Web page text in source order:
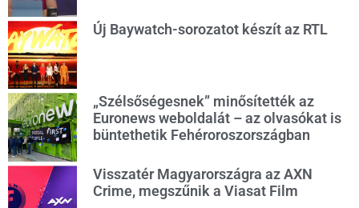
Új Baywatch-sorozatot készít az RTL
„Szélsőségesnek” minősítették az
Euronews weboldalát – az olvasókat is
büntethetik Fehéroroszországban
Visszatér Magyarországra az AXN
Crime, megszűnik a Viasat Film